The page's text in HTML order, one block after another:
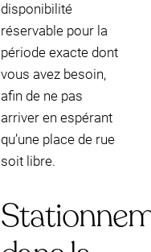
disponibilité
réservable pour la
période exacte dont
vous avez besoin,
afin de ne pas
arriver en espérant
qu’une place de rue
soit libre.